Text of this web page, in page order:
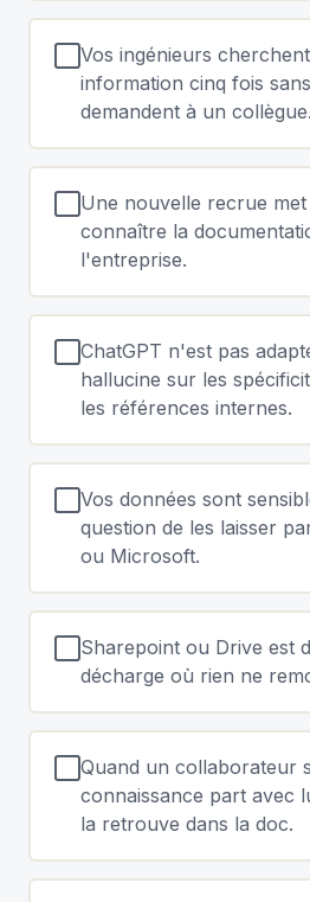
Vos ingénieurs
information cinq fois
demandent à un collègue.
Une nouvelle recrue met
connaître la
l'entreprise.
ChatGPT n'est pas
hallucine sur les
les références internes.
Vos données sont
question de les laisser
ou Microsoft.
Sharepoint ou Drive est
décharge où rien ne
Quand un collaborateur
connaissance part avec
la retrouve dans la doc.